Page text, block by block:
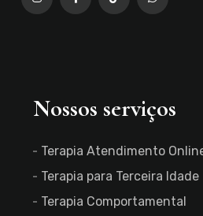
Nossos serviços
Terapia Atendimento
Terapia para Terceira Idade
Terapia Comportamental